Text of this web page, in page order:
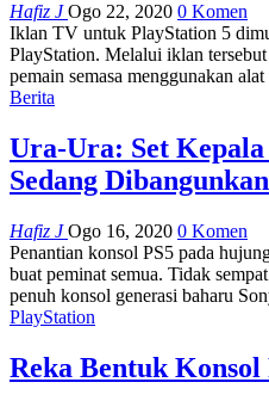
Hafiz JOgo 22, 2020 0 Komen
Iklan TV untuk PlayStation 5
PlayStation. Melalui iklan
pemain semasa menggunakan
Berita
Ura-Ura: Set
Sedang Dibangunkan
Hafiz JOgo 16, 2020 0 Komen
Penantian konsol PS5 pada
buat peminat semua. Tidak
penuh konsol generasi baharu
PlayStation
Reka Bentuk